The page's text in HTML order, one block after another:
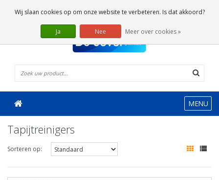
0 Artikelen
MENU
Tapijtreinigers
Sorteren op:
Wij slaan cookies op om onze website te verbeteren. Is dat akkoord?
Ja Nee Meer over cookies »